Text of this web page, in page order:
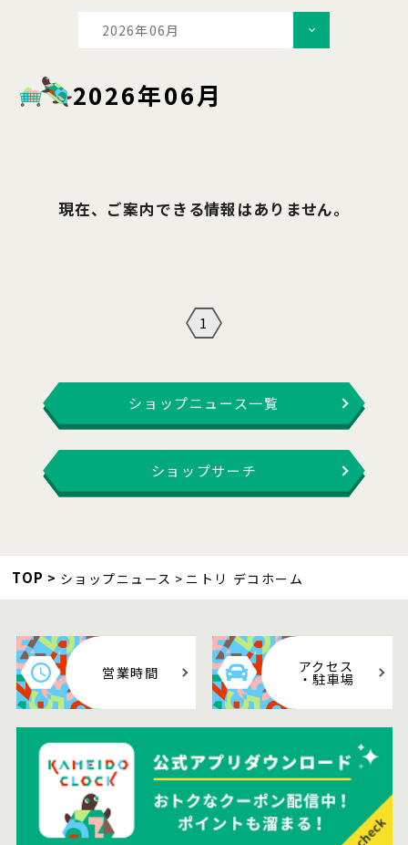
2026年06月
2026年06月
現在、ご案内できる情報はありません。
1
ショップニュース一覧
ショップサーチ
TOP ショップニュース ニトリ デコホーム
営業時間 アクセス
・駐車場